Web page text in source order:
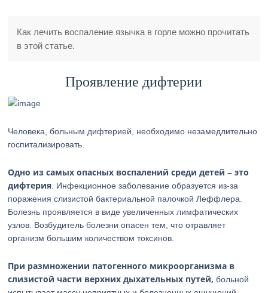
Как лечить воспаление язычка в горле можно прочитать
в этой статье.
Проявление дифтерии
Человека, больным дифтерией, необходимо незамедлительно
госпитализировать.
Одно из самых опасных воспалений среди детей – это
дифтерия . Инфекционное заболевание образуется из-за
поражения слизистой бактериальной палочкой Леффлера.
Болезнь проявляется в виде увеличенных лимфатических
узлов. Возбудитель болезни опасен тем, что отравляет
организм большим количеством токсинов.
При размножении патогенного микроорганизма в
слизистой части верхних дыхательных путей, больной